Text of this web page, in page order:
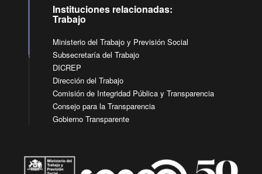
Instituciones relacionadas:
Trabajo
Ministerio del Trabajo y Previsión Social
Subsecretaría del Trabajo
DICREP
Dirección del Trabajo
Comisión de Integridad Pública y Transparencia
Consejo para la Transparencia
Gobierno Transparente